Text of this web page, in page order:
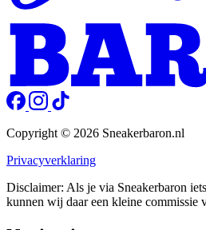
Copyright © 2026 Sneakerbaron.nl
Privacyverklaring
Disclaimer: Als je via Sneakerbaron
kunnen wij daar een kleine commissie